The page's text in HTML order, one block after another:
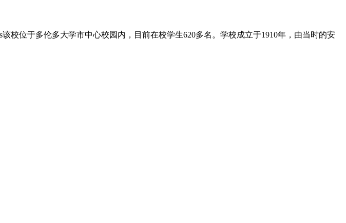
校位于多伦多大学市中心校园内，目前在校学生620多名。学校成立于1910年，由当时的安